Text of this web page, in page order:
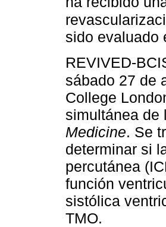
sido evaluado
REVIVED-
sábado 27 de
College
simultánea
Medicine. Se
determinar si
percutánea
función
sistólica
TMO.